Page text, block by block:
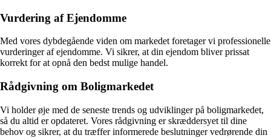
Vurdering af Ejendomme
Med vores dybdegående viden om markedet foretager vi professionelle
vurderinger af ejendomme. Vi sikrer, at din ejendom bliver prissat
korrekt for at opnå den bedst mulige handel.
Rådgivning om Boligmarkedet
Vi holder øje med de seneste trends og udviklinger på boligmarkedet,
så du altid er opdateret. Vores rådgivning er skræddersyet til dine
behov og sikrer, at du træffer informerede beslutninger vedrørende din